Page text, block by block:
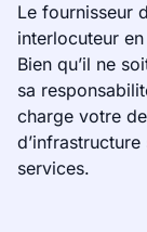
Le fournisseur
interlocuteur
Bien qu’il ne
sa
charge votre
services.